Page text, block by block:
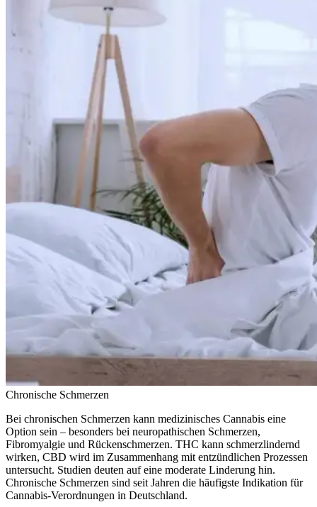
Chronische Schmerzen
Bei chronischen Schmerzen kann medizinisches Cannabis eine
Option sein – besonders bei neuropathischen Schmerzen,
Fibromyalgie und Rückenschmerzen. THC kann schmerzlindernd
wirken, CBD wird im Zusammenhang mit entzündlichen Prozessen
untersucht. Studien deuten auf eine moderate Linderung hin.
Chronische Schmerzen sind seit Jahren die häufigste Indikation für
Cannabis-Verordnungen in Deutschland.